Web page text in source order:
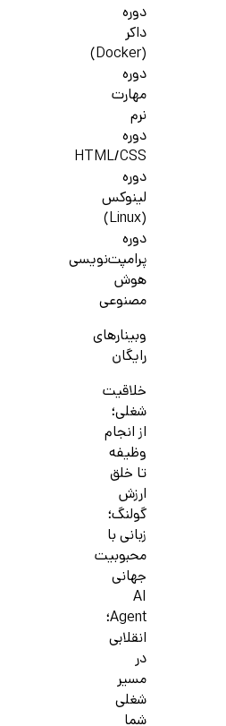
دوره
داکر
(Docker)
دوره
مهارت
نرم
دوره
HTML/CSS
دوره
لینوکس
(Linux)
دوره
پرامپت‌نویسی
هوش
مصنوعی
وبینارهای
رایگان
خلاقیت
شغلی؛
از انجام
وظیفه
تا خلق
ارزش
گولنگ؛
زبانی با
محبوبیت
جهانی
AI
Agent؛
انقلابی
در
مسیر
شغلی